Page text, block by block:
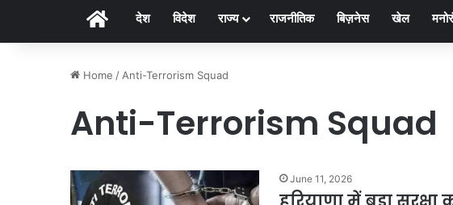
Homeदेश विदेश राज्य राजनीतिक बिज़नेस खेल
Home / Anti-Terrorism Squad
Anti-Terrorism Squad
June 11, 2026